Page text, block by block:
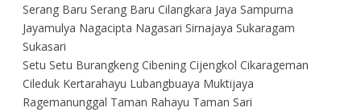
Serang Baru Serang Baru Cilangkara Jaya Sampurna
Jayamulya Nagacipta Nagasari Sirnajaya Sukaragam
Sukasari
Setu Setu Burangkeng Cibening Cijengkol Cikarageman
Cileduk Kertarahayu Lubangbuaya Muktijaya
Ragemanunggal Taman Rahayu Taman Sari